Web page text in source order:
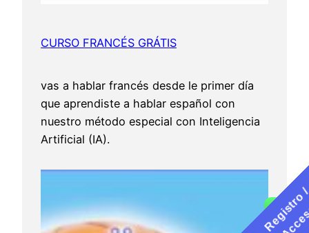
CURSO FRANCÉS GRÁTIS
vas a hablar francés desde le primer día
que aprendiste a hablar español con
nuestro método especial con Inteligencia
Artificial (IA).